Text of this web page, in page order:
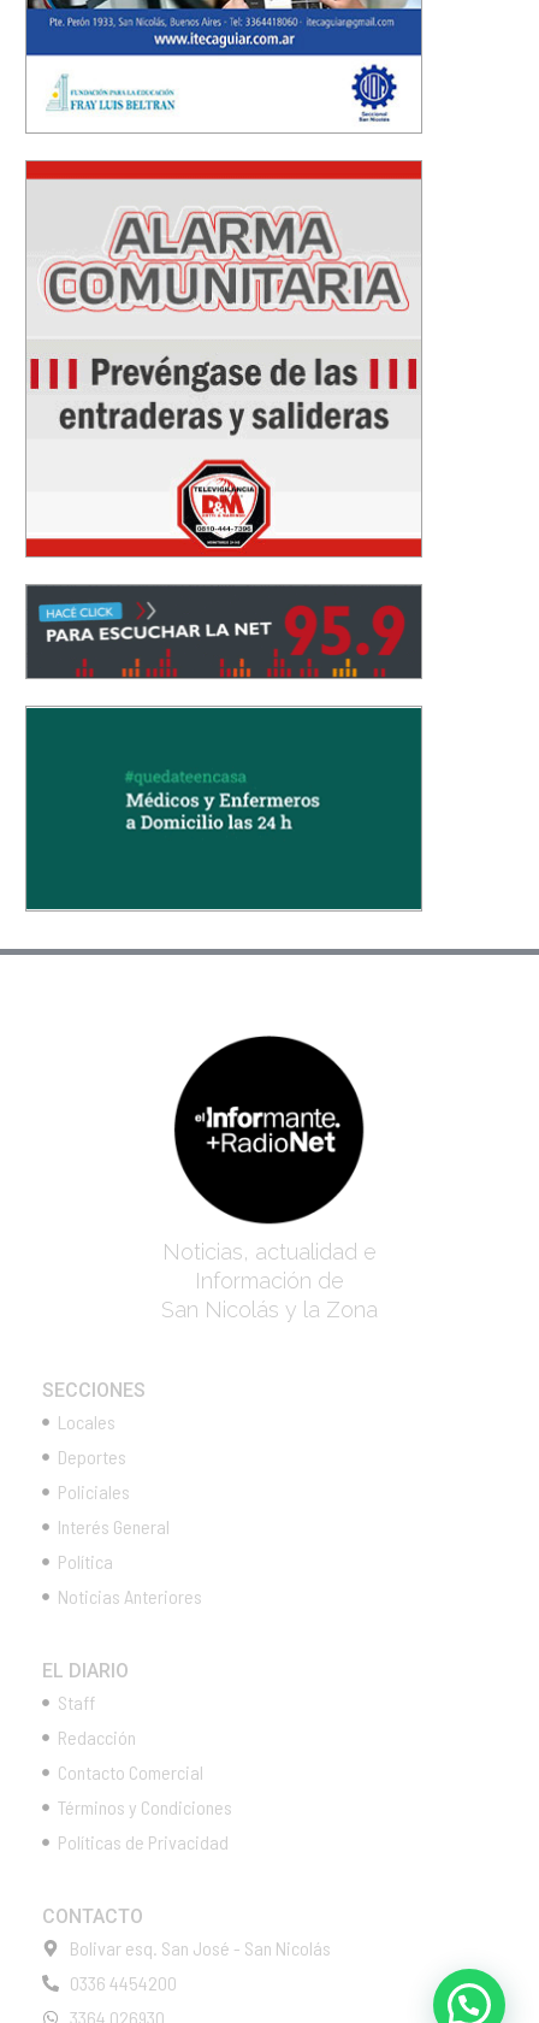
Noticias, actualidad e
Información de
San Nicolás y la Zona
SECCIONES
Locales
Deportes
Policiales
Interés General
Política
Noticias Anteriores
EL DIARIO
Staff
Redacción
Contacto Comercial
Términos y Condiciones
Políticas de Privacidad
CONTACTO
Bolivar esq. San José - San Nicolás
0336 4454200
3364 026930